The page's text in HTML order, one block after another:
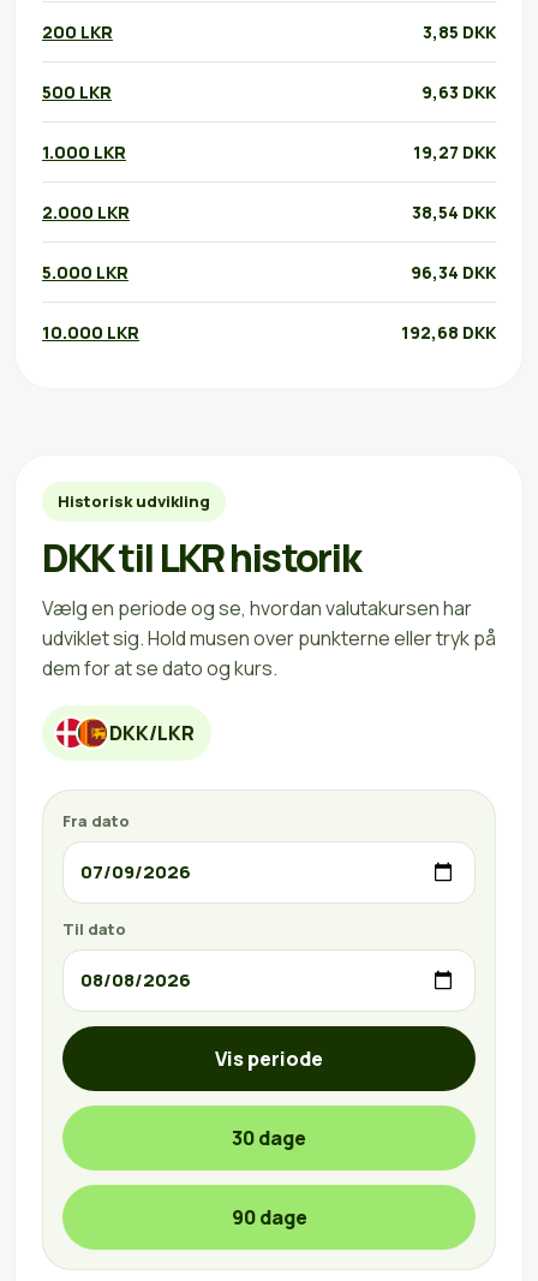
200 LKR 3,85 DKK
500 LKR 9,63 DKK
1.000 LKR 19,27 DKK
2.000 LKR 38,54 DKK
5.000 LKR 96,34 DKK
10.000 LKR 192,68 DKK
Historisk udvikling
DKK til LKR historik
Vælg en periode og se, hvordan valutakursen har
udviklet sig. Hold musen over punkterne eller tryk på
dem for at se dato og kurs.
DKK/LKR
Fra dato
Til dato
Vis periode
30 dage
90 dage